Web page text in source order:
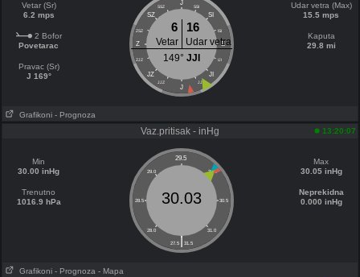
Vetar (Sr)
6.2 mps
2 Bofor
Povetarac
Pravac (Sr)
J 169°
J
SSZ SSI
SZ SI
ZSZ ISI
Z E
ZJZ IJI
JZ JI
JJZ JJI
J
6 16
Vetar
Udar vetra
149° JJI
Udar vetra (Max)
15.5 mps
Kaputa
29.8 mi
Grafikoni - Prognoza
Vaz.pritisak - inHg 13:20:07
Min
30.00 inHg
Trenutno
1016.9 hPa
29.5
29.0 30.0
28.5 30.5
28.0 31.0
|
27.5 31.5
30.03
Max
30.05 inHg
Neprekidna
0.000 inHg
Grafikoni - Prognoza - Mapa